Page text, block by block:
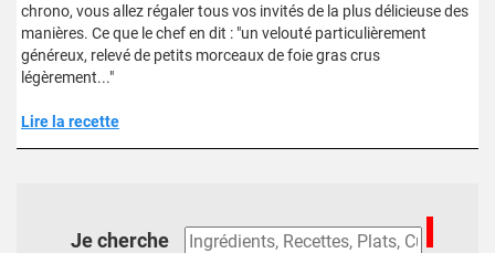
chrono, vous allez régaler tous vos invités de la plus délicieuse des
manières. Ce que le chef en dit : "un velouté particulièrement
généreux, relevé de petits morceaux de foie gras crus
légèrement..."
Lire la recette
Je cherche